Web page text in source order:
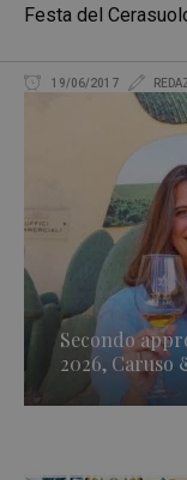
Festa del
19/06/2017
Secondo
2026, Caruso